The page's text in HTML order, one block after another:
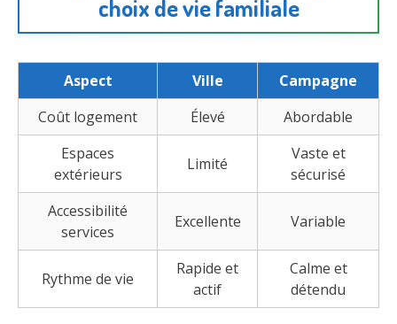
choix de vie familiale
Aspect Ville
Campagne
Coût logement
Élevé
Abordable
Espaces
extérieurs
Limité
Vaste et
sécurisé
Accessibilité
services
Excellente Variable
Rythme de vie
Rapide et
actif
Calme et
détendu